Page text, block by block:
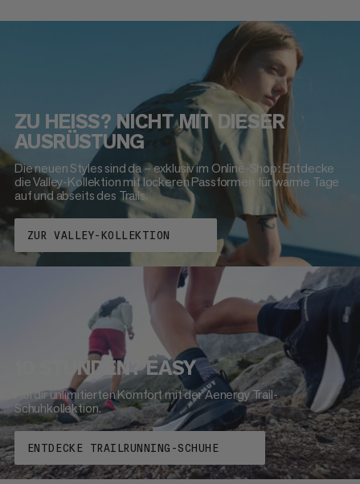
ZU HEISS? NICHT MIT DIESER
AUSRÜSTUNG
Die neuen Styles sind da – exklusiv im Online-Shop: Entdecke
die Valley-Kollektion mit lockeren Passformen für warme Tage
auf und abseits des Trails.
ZUR VALLEY-KOLLEKTION
10 STUNDEN? EASY
Hol dir unlimitierten Komfort mit der Aenergy Trail-
Schuhkollektion.
ENTDECKE TRAILRUNNING-SCHUHE